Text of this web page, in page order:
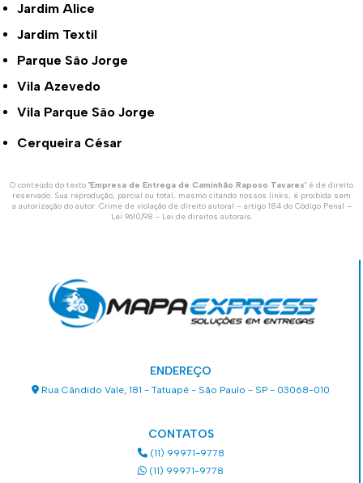
Jardim Alice
Jardim Textil
Parque São Jorge
Vila Azevedo
Vila Parque São Jorge
Cerqueira César
O conteúdo do texto "Empresa de Entrega de Caminhão Raposo Tavares" é de direito
reservado. Sua reprodução, parcial ou total, mesmo citando nossos links, é proibida sem
a autorização do autor. Crime de violação de direito autoral – artigo 184 do Código Penal –
Lei 9610/98 - Lei de direitos autorais.
ENDEREÇO
Rua Cândido Vale, 181 - Tatuapé - São Paulo - SP - 03068-010
CONTATOS
(11) 99971-9778
(11) 99971-9778